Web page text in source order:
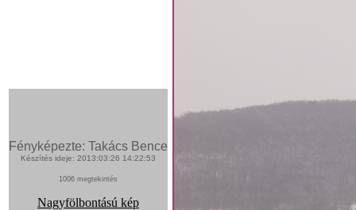
Fényképezte: Takács Bence
Készítés ideje: 2013:03:26 14:22:53
1006 megtekintés
Nagyfölbontású kép